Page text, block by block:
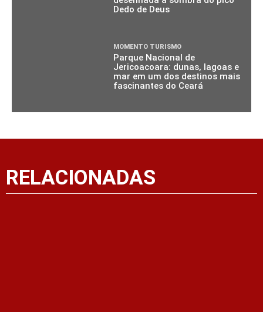
Dedo de Deus
MOMENTO TURISMO
Parque Nacional de
Jericoacoara: dunas, lagoas e
mar em um dos destinos mais
fascinantes do Ceará
RELACIONADAS